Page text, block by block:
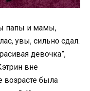
папы и мамы,
увы, сильно сдал.
девочка”,
вне
возрасте была